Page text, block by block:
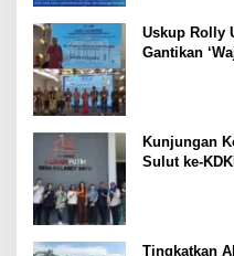
Uskup Rolly
Gantikan
Kunjungan
Sulut ke-
Tingkatkan